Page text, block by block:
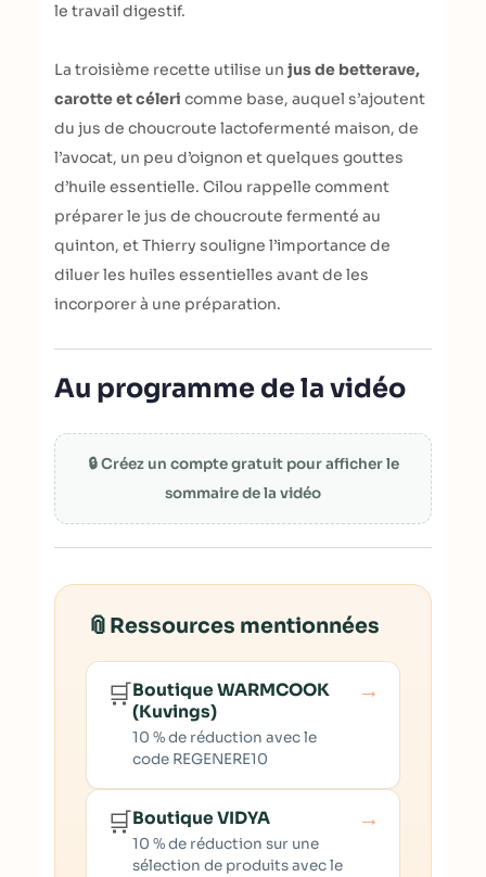
le travail digestif.
La troisième recette utilise un jus de betterave,
carotte et céleri comme base, auquel s’ajoutent
du jus de choucroute lactofermenté maison, de
l’avocat, un peu d’oignon et quelques gouttes
d’huile essentielle. Cilou rappelle comment
préparer le jus de choucroute fermenté au
quinton, et Thierry souligne l’importance de
diluer les huiles essentielles avant de les
incorporer à une préparation.
Au programme de la vidéo
🔒 Créez un compte gratuit pour afficher le
sommaire de la vidéo
📎 Ressources mentionnées
🛒Boutique WARMCOOK
(Kuvings)
10 % de réduction avec le
code REGENERE10
→
🛒Boutique VIDYA
10 % de réduction sur une
sélection de produits avec le
→